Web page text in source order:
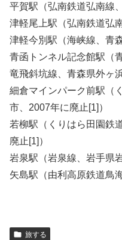
平賀駅（弘南鉄道弘南線
津軽尾上駅（弘南鉄道弘
津軽今別駅（海峡線、青
青函トンネル記念館駅（
竜飛斜坑線、青森県外ヶ浜
細倉マインパーク前駅（
市、2007年に廃止[1]）
若柳駅（くりはら田園鉄
廃止[1]）
岩泉駅（岩泉線、岩手県
矢島駅（由利高原鉄道鳥
旅する